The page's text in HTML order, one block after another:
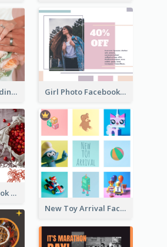
Simple Pink Wedding Photo Facebook Post Girl Photo Facebook Post
Colourful Facebook Post About Fruit Market With Photos
New Toy Arrival Facebook Post